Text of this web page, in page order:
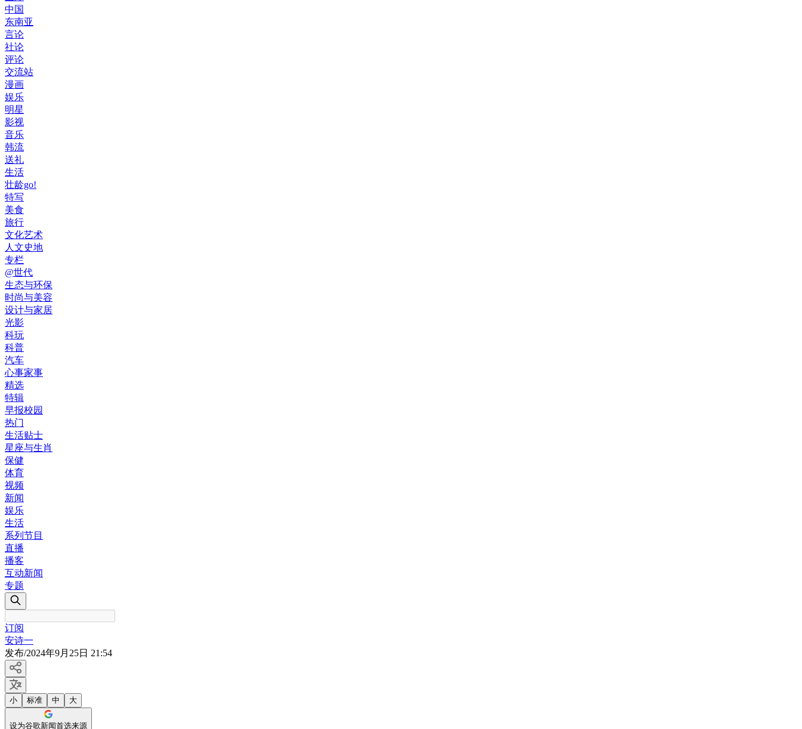
中国
东南亚
言论
社论
评论
交流站
漫画
娱乐
明星
影视
音乐
韩流
送礼
生活
壮龄go!
特写
美食
旅行
文化艺术
人文史地
专栏
@世代
生态与环保
时尚与美容
设计与家居
光影
科玩
科普
汽车
心事家事
精选
特辑
早报校园
热门
生活贴士
星座与生肖
保健
体育
视频
新闻
娱乐
生活
系列节目
直播
播客
互动新闻
专题
订阅
安诗一
发布/2024年9月25日 21:54
小 标准 中 大
设为谷歌新闻首选来源